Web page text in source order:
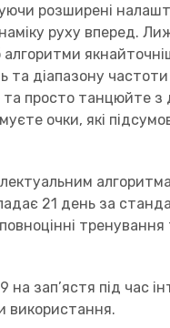
розширені
руху вперед.
та діапазону
просто танцюйте
очки, які
21 день за
тренування
зап’ястя під час
використання.